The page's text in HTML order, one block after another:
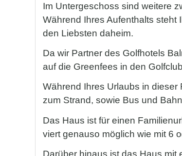
Im Untergeschoss sind weitere
Während Ihres Aufenthalts steht
den Liebsten daheim.
Da wir Partner des Golfhotels
auf die Greenfees in den
Während Ihres Urlaubs in
zum Strand, sowie Bus und
Das Haus ist für einen
viert genauso möglich wie mit 6
Darüber hinaus ist das Haus mit